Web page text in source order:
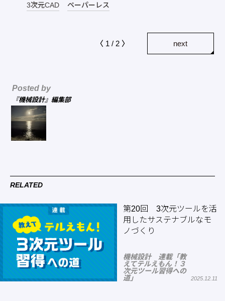
3次元CAD ペーパーレス
〈 1 / 2 〉 next
Posted by
『機械設計』編集部
RELATED
第20回 3次元ツールを活
用したサステナブルなモ
ノづくり
機械設計 連載「教
えてテルえもん！３
次元ツール習得への
道」
2025.12.11